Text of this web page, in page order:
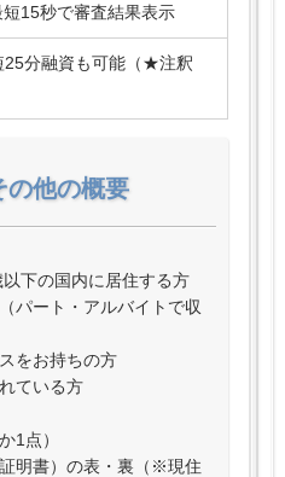
15秒で審査結果表示
25分融資も可能（★注釈
の他の概要
下の国内に居住する方
パート・アルバイトで収
をお持ちの方
ている方
1点）
明書）の表・裏（※現住